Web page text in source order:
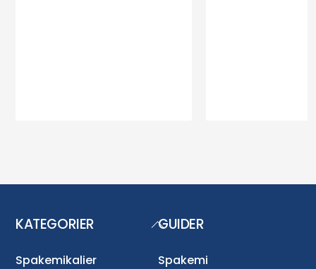
Back
Top
KATEGORIER
Spakemikalier
GUIDER
Spakemi